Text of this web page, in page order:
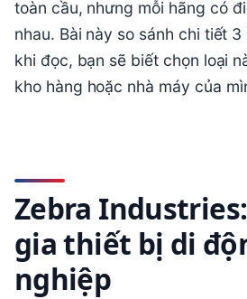
toàn cầu, nhưng mỗi hãng có
nhau. Bài này so sánh chi tiết
khi đọc, bạn sẽ biết chọn loại
kho hàng hoặc nhà máy của
Zebra
gia thiết bị di
nghiệp